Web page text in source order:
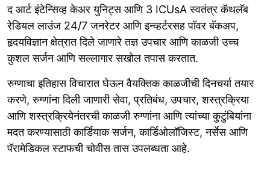
द आर्ट इंटेन्सिव्ह केअर युनिट्स आणि 3 ICUsA स्वतंत्र कॅथलॅब
रेडियल लाउंज 24/7 जनरेटर आणि इन्व्हर्टरसह पॉवर बॅकअप,
हृदयविज्ञान क्षेत्रात दिले जाणारे तज्ञ उपचार आणि काळजी उच्च
कुशल सर्जन आणि सल्लागार सखोल तपास करतात.
रुग्णाचा इतिहास विचारात घेऊन वैयक्तिक काळजीची दिनचर्या तयार
करणे, रुग्णांना दिली जाणारी सेवा, प्रतिबंध, उपचार, शस्त्रक्रिया
आणि शस्त्रक्रियेनंतरची काळजी रुग्णांना आणि त्यांच्या कुटुंबियांना
मदत करण्यासाठी कार्डियाक सर्जन, कार्डिओलॉजिस्ट, नर्सेस आणि
पॅरामेडिकल स्टाफची चोवीस तास उपलब्धता आहे.